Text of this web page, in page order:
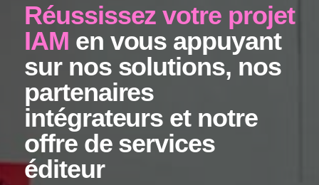
Réussissez votre projet
IAM en vous appuyant
sur nos solutions, nos
partenaires
intégrateurs et notre
offre de services
éditeur